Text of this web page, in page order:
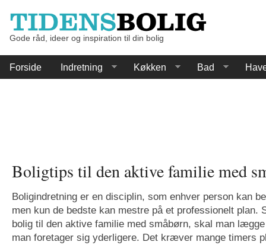
Gode råd, ideer og inspiration til din bolig
Forside Indretning Køkken Bad
Boligtips til den aktive familie med
Boligindretning er en disciplin, som enhver person kan
men kun de bedste kan mestre på et professionelt plan.
bolig til den aktive familie med småbørn, skal man
man foretager sig yderligere. Det kræver mange timers